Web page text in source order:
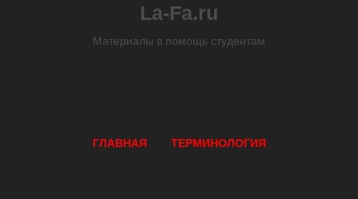
La-Fa.ru
Материалы в помощь студентам
ГЛАВНАЯ ТЕРМИНОЛОГИЯ